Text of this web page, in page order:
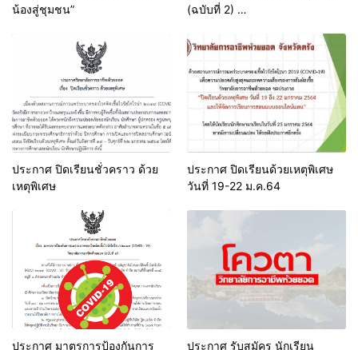
น้องสู่ชุมชน”
(ฉบับที่ 2)
ประกาศ ปิดเรียนชั่วคราว ด้วย
เหตุพิเศษ
ประกาศ ปิดเรียนด้วยเหตุพิเศษ
วันที่ 19-22 ม.ค.64
ประกาศ มาตรการป้องกันการ
ประกาศ รับสมัคร นักเรียน